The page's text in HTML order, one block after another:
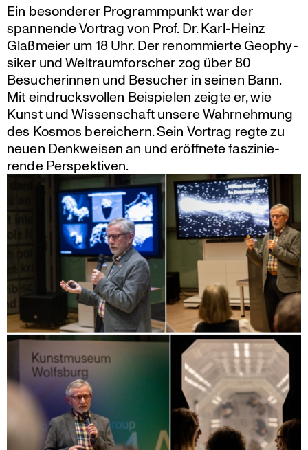
Ein beson­derer Programm­punkt war der
spannende Vortrag von Prof. Dr. Karl-Heinz
Glaßmeier um 18 Uhr. Der renom­mierte Geophy­
siker und Weltraum­for­scher zog über 80
Besuche­rinnen und Besucher in seinen Bann.
Mit eindrucks­vollen Beispielen zeigte er, wie
Kunst und Wissen­schaft unsere Wahrneh­mung
des Kosmos berei­chern. Sein Vortrag regte zu
neuen Denkweisen an und eröffnete faszi­nie­
rende Perspektiven.